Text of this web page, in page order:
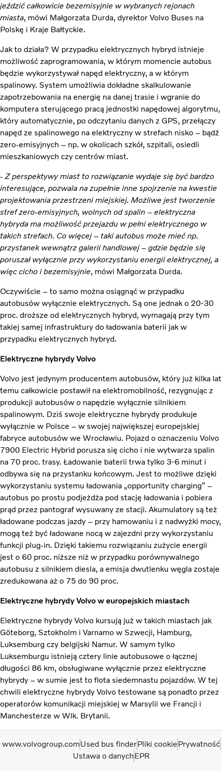
jeździć całkowicie bezemisyjnie w wybranych rejonach
miasta, mówi Małgorzata Durda, dyrektor Volvo Buses na
Polskę i Kraje Bałtyckie.
Jak to działa? W przypadku elektrycznych hybryd istnieje
możliwość zaprogramowania, w którym momencie autobus
będzie wykorzystywał napęd elektryczny, a w którym
spalinowy. System umożliwia dokładne skalkulowanie
zapotrzebowania na energię na danej trasie i wgranie do
komputera sterującego pracą jednostki napędowej algorytmu,
który automatycznie, po odczytaniu danych z GPS, przełączy
napęd ze spalinowego na elektryczny w strefach nisko – bądź
zero-emisyjnych – np. w okolicach szkół, szpitali, osiedli
mieszkaniowych czy centrów miast.
- Z perspektywy miast to rozwiązanie wydaje się być bardzo
interesujące, pozwala na zupełnie inne spojrzenie na kwestie
projektowania przestrzeni miejskiej. Możliwe jest tworzenie
stref zero-emisyjnych, wolnych od spalin – elektryczna
hybryda ma możliwość przejazdu w pełni elektrycznego w
takich strefach. Co więcej – taki autobus może mieć np.
przystanek wewnątrz galerii handlowej – gdzie będzie się
poruszał wyłącznie przy wykorzystaniu energii elektrycznej, a
więc cicho i bezemisyjnie, mówi Małgorzata Durda.
Oczywiście – to samo można osiągnąć w przypadku
autobusów wyłącznie elektrycznych. Są one jednak o 20-30
proc. droższe od elektrycznych hybryd, wymagają przy tym
takiej samej infrastruktury do ładowania baterii jak w
przypadku elektrycznych hybryd.
Elektryczne hybrydy Volvo
Volvo jest jedynym producentem autobusów, który już kilka lat
temu całkowicie postawił na elektromobilność, rezygnując z
produkcji autobusów o napędzie wyłącznie silnikiem
spalinowym. Dziś swoje elektryczne hybrydy produkuje
wyłącznie w Polsce – w swojej największej europejskiej
fabryce autobusów we Wrocławiu. Pojazd o oznaczeniu Volvo
7900 Electric Hybrid porusza się cicho i nie wytwarza spalin
na 70 proc. trasy. Ładowanie baterii trwa tylko 3-6 minut i
odbywa się na przystanku końcowym. Jest to możliwe dzięki
wykorzystaniu systemu ładowania „opportunity charging” –
autobus po prostu podjeżdża pod stację ładowania i pobiera
prąd przez pantograf wysuwany ze stacji. Akumulatory są też
ładowane podczas jazdy – przy hamowaniu i z nadwyżki mocy,
mogą też być ładowane nocą w zajezdni przy wykorzystaniu
funkcji plug-in. Dzięki takiemu rozwiązaniu zużycie energii
jest o 60 proc. niższe niż w przypadku porównywalnego
autobusu z silnikiem diesla, a emisja dwutlenku węgla zostaje
zredukowana aż o 75 do 90 proc.
Elektryczne hybrydy Volvo w europejskich miastach
Elektryczne hybrydy Volvo kursują już w takich miastach jak
Göteborg, Sztokholm i Varnamo w Szwecji, Hamburg,
Luksemburg czy belgijski Namur. W samym tylko
Luksemburgu istnieją cztery linie autobusowe o łącznej
długości 86 km, obsługiwane wyłącznie przez elektryczne
hybrydy – w sumie jest to flota siedemnastu pojazdów. W tej
chwili elektryczne hybrydy Volvo testowane są ponadto przez
operatorów komunikacji miejskiej w Marsylii we Francji i
Manchesterze w Wlk. Brytanii.
www.volvogroup.comUsed bus finderPliki cookiePrywatność
Ustawa o danychEPR